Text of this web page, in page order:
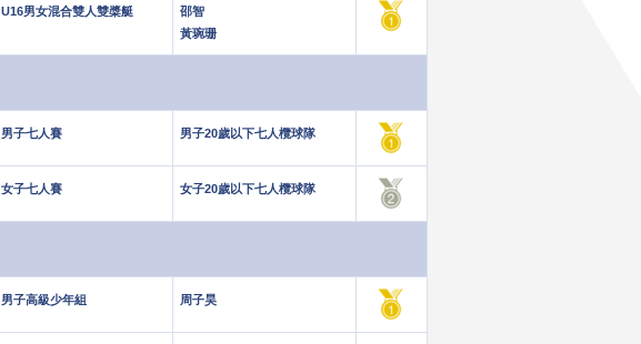
U16男女混合雙人雙槳艇
邵智
黃琬珊
男子七人賽 男子20歲以下七人欖球隊
女子七人賽 女子20歲以下七人欖球隊
男子高級少年組 周子昊